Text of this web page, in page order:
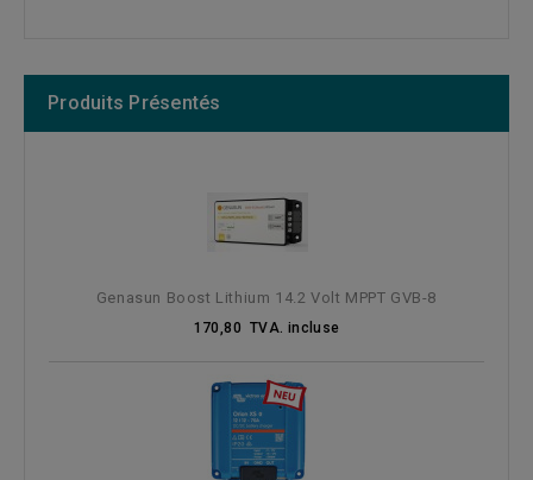
Produits Présentés
Genasun Boost Lithium 14.2 Volt MPPT GVB-8
170,80 TVA. incluse